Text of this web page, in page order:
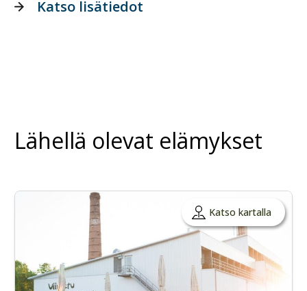
Katso lisätiedot
Lähellä olevat elämykset
Katso kartalla